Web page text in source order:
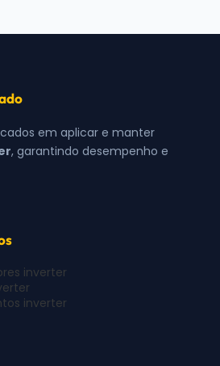
em aplicar e manter
, garantindo desempenho e
inverter
inverter